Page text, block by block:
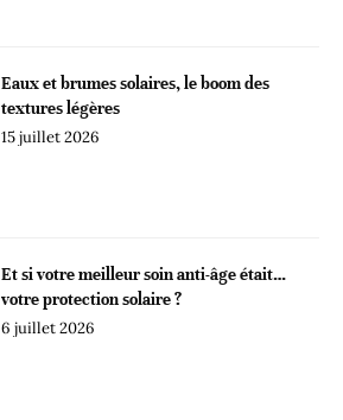
Eaux et brumes solaires, le boom des
textures légères
15 juillet 2026
Et si votre meilleur soin anti-âge était…
votre protection solaire ?
6 juillet 2026